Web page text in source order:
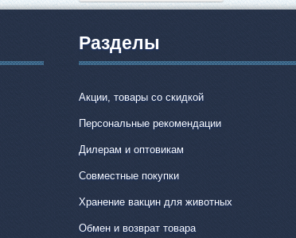
Разделы
Акции, товары со скидкой
Персональные рекомендации
Дилерам и оптовикам
Совместные покупки
Хранение вакцин для животных
Обмен и возврат товара